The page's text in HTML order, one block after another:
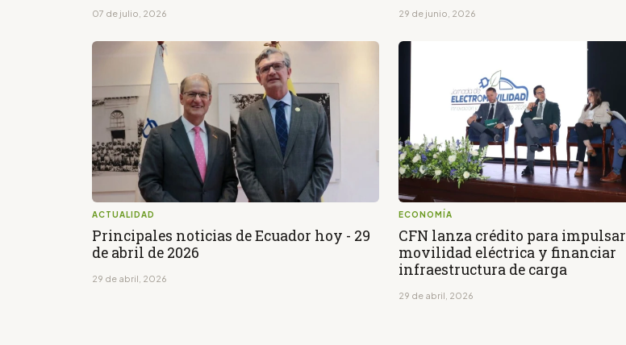
07 de julio, 2026 29 de junio, 2026
ACTUALIDAD
Principales noticias de Ecuador hoy - 29
de abril de 2026
29 de abril, 2026
ECONOMÍA
CFN lanza crédito para impulsar
movilidad eléctrica y financiar
infraestructura de carga
29 de abril, 2026